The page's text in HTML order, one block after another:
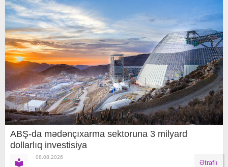
ABŞ-da mədənçıxarma sektoruna 3 milyard
dollarlıq investisiya
08.08.2026
Ətraflı